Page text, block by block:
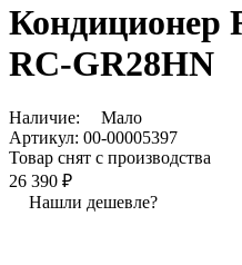
Кондиционер
RC-GR28HN
Наличие:
Мало
Артикул: 00-00005397
Товар снят с производства
26 390 ₽
Нашли дешевле?